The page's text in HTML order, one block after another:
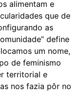
alimentam e
que de
as
define
um nome,
de feminismo
territorial e
nos fazia pôr no